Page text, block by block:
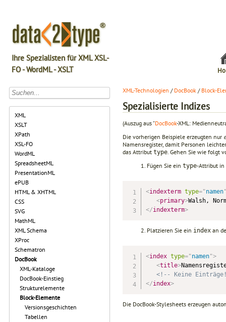
Ihre Spezialisten für XML XSL-
FO - WordML - XSLT
XML
XSLT
XPath
XSL-FO
WordML
SpreadsheetML
PresentationML
ePUB
HTML & XHTML
CSS
SVG
MathML
XML Schema
XProc
Schematron
DocBook
XML-Kataloge
DocBook-Einstieg
Strukturelemente
Block-Elemente
Versionsgeschichten
Tabellen
XML-Technologien / DocBook / Block-
Spezialisierte Indizes
(Auszug aus "DocBook-XML:
Die vorherigen Beispiele erzeugten nur
Namensregister, damit Personen
das Attribut type . Gehen Sie wie folgt
Fügen Sie ein type-Attribut in
<indexterm type="namen
<primary>Walsh,
</indexterm>
Platzieren Sie ein index an
<index type="namen">
<title>
<!-- Keine
</index>
Die DocBook-Stylesheets erzeugen